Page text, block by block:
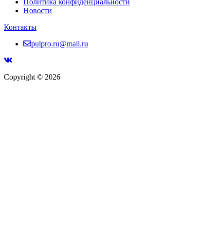
Политика конфиденциальности
Новости
Контакты
pulpro.ru@mail.ru
Copyright © 2026